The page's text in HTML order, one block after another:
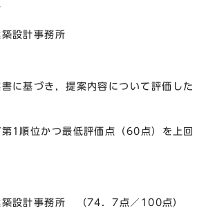
設計事務所
に基づき，提案内容について評価した
1順位かつ最低評価点（60点）を上回
設計事務所 （74．7点／100点）